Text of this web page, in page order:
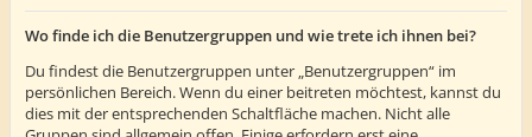
Wo finde ich die Benutzergruppen und wie trete ich ihnen bei?
Du findest die Benutzergruppen unter „Benutzergruppen“ im
persönlichen Bereich. Wenn du einer beitreten möchtest, kannst du
dies mit der entsprechenden Schaltfläche machen. Nicht alle